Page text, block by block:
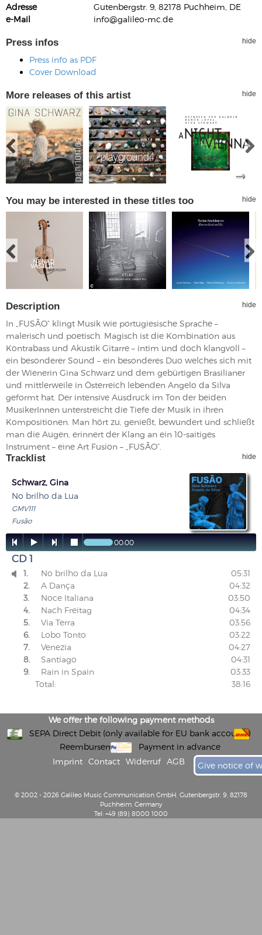
Adresse
Gutenbergstr. 9, 82178 Puchheim, DE
e-Mail
info@galileo-mc.de
Press infos hide
Press info as PDF
Cover Download
More releases of this artist hide
You may be interested in these titles too hide
Description hide
In „FUSÃO“ klingt Musik wie portugiesische Sprache –
malerisch und poetisch. Magisch ist die Kombination aus
Kontrabass und Akustik Gitarre – intim und doch klangvoll –
ein besonderer Sound – ein besonderes Duo welches sich mit
der Wienerin Gina Schwarz und dem gebürtigen Brasilianer
und mittlerweile in Österreich lebenden Angelo da Silva
geformt hat. Der intensive Ausdruck im Ton der beiden
MusikerInnen unterstreicht die Tiefe der Musik in ihren
Kompositionen. Man hört zu, genießt, bewundert und schließt
man die Augen, erinnert der Klang an ein 10-saitiges
Instrument – eine Art Fusion – „FUSÃO“.
Tracklist hide
Schwarz, Gina
No brilho da Lua
GMV111
Fusão
    00:00
CD 1
 1. No brilho da Lua
05:31
2.
A Dança
04:32
3.
Noce Italiana
03:50
4.
Nach Freitag
04:34
5.
Via Terra
03:56
6.
Lobo Tonto
03:22
7.
Venezia
04:27
8.
Santiago
04:31
9.
Rain in Spain
03:33
Total:
38:16
We offer the following payment methods
SEPA Direct Debit (only available for EU bank accounts)
Reembursement
Payment in advance
Imprint
Contact Widerruf AGB Give notice of
© 2002 - 2026 Galileo Music Communication GmbH, Gutenbergstr. 9, 82178
Puchheim, Germany
Tel: +49 (89) 8000 1000